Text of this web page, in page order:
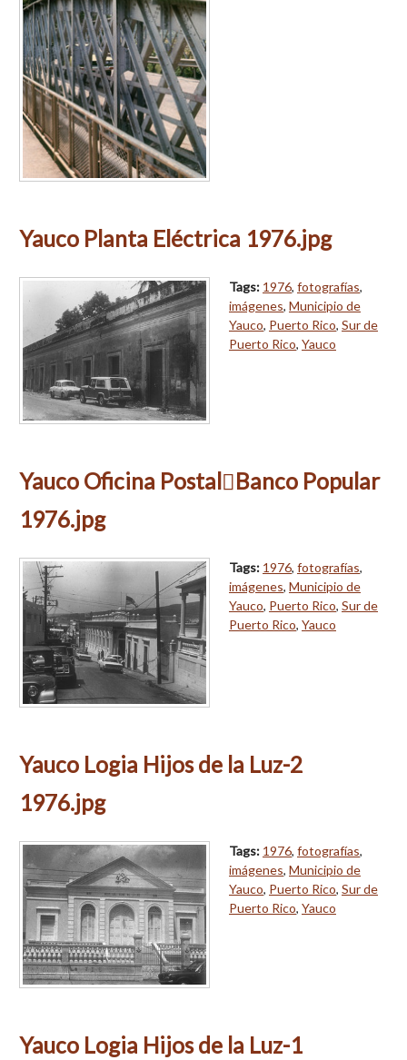
Yauco Planta Eléctrica 1976.jpg
Tags: 1976, fotografías,
imágenes, Municipio de
Yauco, Puerto Rico, Sur de
Puerto Rico, Yauco
Yauco Oficina PostalBanco Popular
1976.jpg
Tags: 1976, fotografías,
imágenes, Municipio de
Yauco, Puerto Rico, Sur de
Puerto Rico, Yauco
Yauco Logia Hijos de la Luz-2
1976.jpg
Tags: 1976, fotografías,
imágenes, Municipio de
Yauco, Puerto Rico, Sur de
Puerto Rico, Yauco
Yauco Logia Hijos de la Luz-1